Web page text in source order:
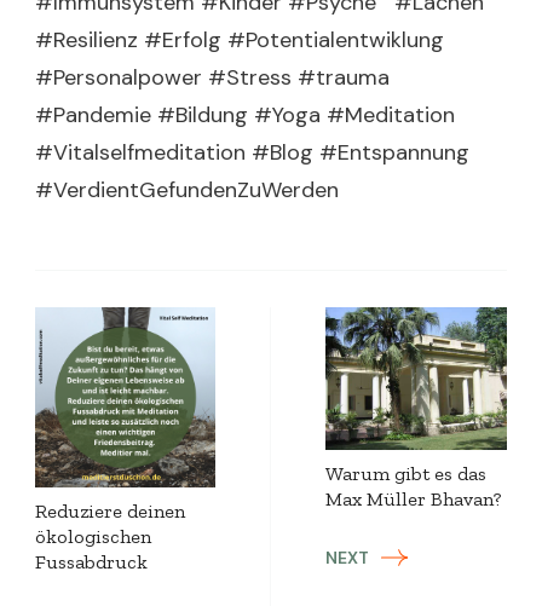
#Resilienz #Erfolg #Potentialentwiklung
#Personalpower #Stress #trauma
#Pandemie #Bildung #Yoga #Meditation
#Vitalselfmeditation #Blog #Entspannung
#VerdientGefundenZuWerden
Post
Navigation
Reduziere deinen
ökologischen
Fussabdruck
Warum gibt es das
Max Müller Bhavan?
NEXT